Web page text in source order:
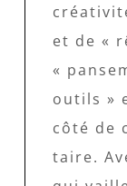
et de «
«
outils »
côté de
taire.